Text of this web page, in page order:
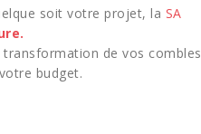
soit votre projet, la SA
de vos combles
budget.